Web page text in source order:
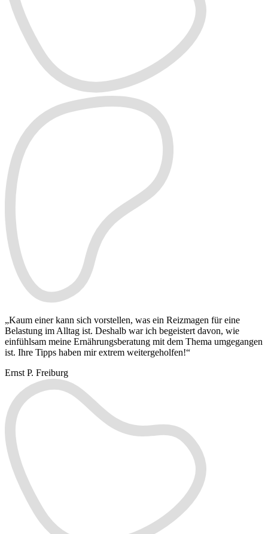
„Kaum einer kann sich vorstellen, was ein Reizmagen für eine
Belastung im Alltag ist. Deshalb war ich begeistert davon, wie
einfühlsam meine Ernährungsberatung mit dem Thema umgegangen
ist. Ihre Tipps haben mir extrem weitergeholfen!“
Ernst P. Freiburg